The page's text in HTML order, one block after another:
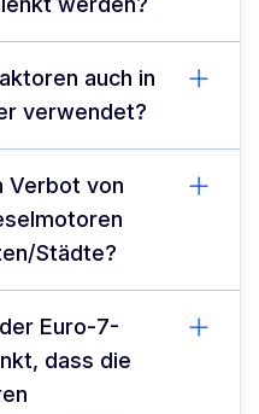
auch in
verwendet?
Verbot von
Städte?
Euro-7-
dass die